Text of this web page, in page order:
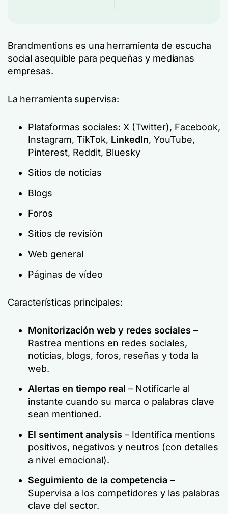
Brandmentions es una herramienta de escucha
social asequible para pequeñas y medianas
empresas.
La herramienta supervisa:
Plataformas sociales: X (Twitter), Facebook,
Instagram, TikTok, LinkedIn, YouTube,
Pinterest, Reddit, Bluesky
Sitios de noticias
Blogs
Foros
Sitios de revisión
Web general
Páginas de vídeo
Características principales:
Monitorización web y redes sociales –
Rastrea mentions en redes sociales,
noticias, blogs, foros, reseñas y toda la
web.
Alertas en tiempo real – Notificarle al
instante cuando su marca o palabras clave
sean mentioned.
El sentiment analysis – Identifica mentions
positivos, negativos y neutros (con detalles
a nivel emocional).
Seguimiento de la competencia –
Supervisa a los competidores y las palabras
clave del sector.